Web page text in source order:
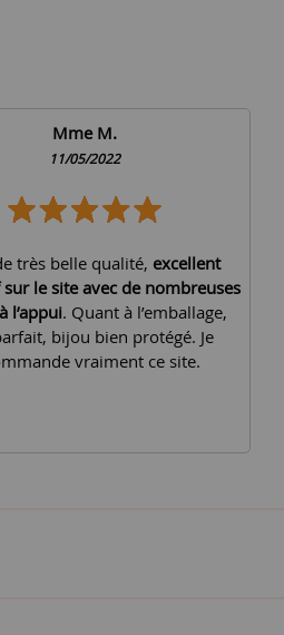
Mme M.
11/05/2022
très belle qualité, excellent
le site avec de nombreuses
l’appui. Quant à l’emballage,
bijou bien protégé. Je
vraiment ce site.